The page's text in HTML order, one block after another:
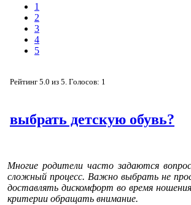
1
2
3
4
5
Рейтинг 5.0 из 5 . Голосов: 1
выбрать детскую обувь?
Многие родители часто задаются
сложный процесс. Важно выбрать не
доставлять дискомфорт во время
критерии обращать внимание.